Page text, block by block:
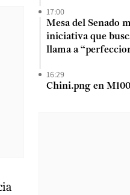
17:00
Mesa del Senado
iniciativa que
llama a
16:29
Chini.png en